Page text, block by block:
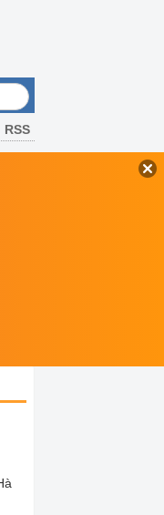
RSS